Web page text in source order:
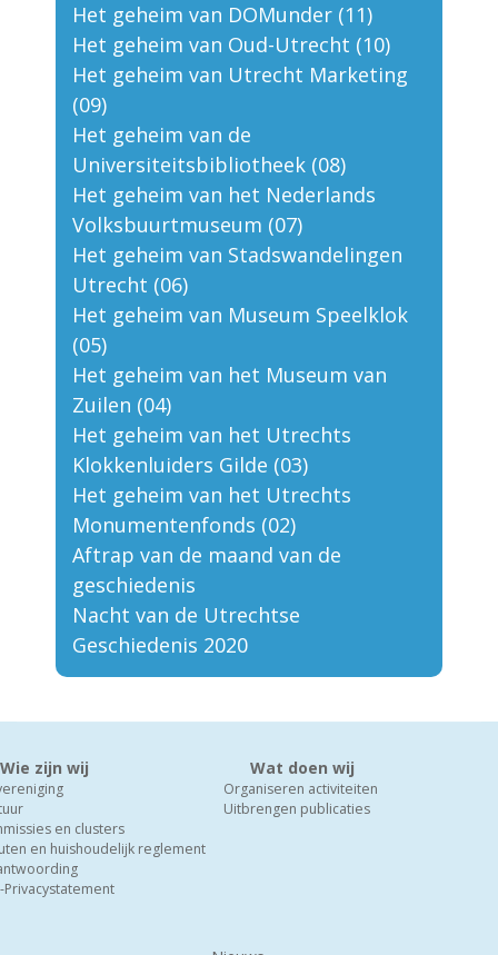
Het geheim van DOMunder (11)
Het geheim van Oud-Utrecht (10)
Het geheim van Utrecht Marketing
(09)
Het geheim van de
Universiteitsbibliotheek (08)
Het geheim van het Nederlands
Volksbuurtmuseum (07)
Het geheim van Stadswandelingen
Utrecht (06)
Het geheim van Museum Speelklok
(05)
Het geheim van het Museum van
Zuilen (04)
Het geheim van het Utrechts
Klokkenluiders Gilde (03)
Het geheim van het Utrechts
Monumentenfonds (02)
Aftrap van de maand van de
geschiedenis
Nacht van de Utrechtse
Geschiedenis 2020
Wie zijn wij
en clusters
en huishoudelijk reglement
Privacystatement
Wat doen wij
Organiseren activiteiten
Uitbrengen publicaties